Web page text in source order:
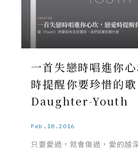
一首失戀時唱進你
時提醒你要珍惜的歌
Daughter-Youth
Feb.18.2016
只要愛過，就會傷過，愛的越